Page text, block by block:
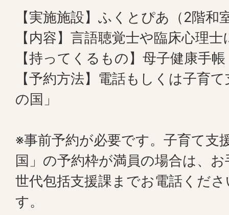
【実施施設】ふくとぴあ（2階和
【内容】言語聴覚士や臨床心理
【持ってくるもの】母子健康手帳
【予約方法】電話もしくは子育
の国」
※事前予約が必要です。子育て支
国」の予約枠が満員の場合は、
世代包括支援課までお電話くだ
す。